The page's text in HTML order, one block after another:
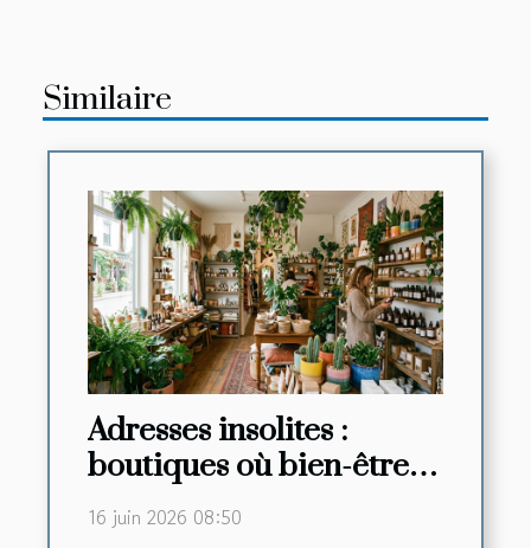
Similaire
Adresses insolites :
boutiques où bien-être
rime avec découverte
16 juin 2026 08:50